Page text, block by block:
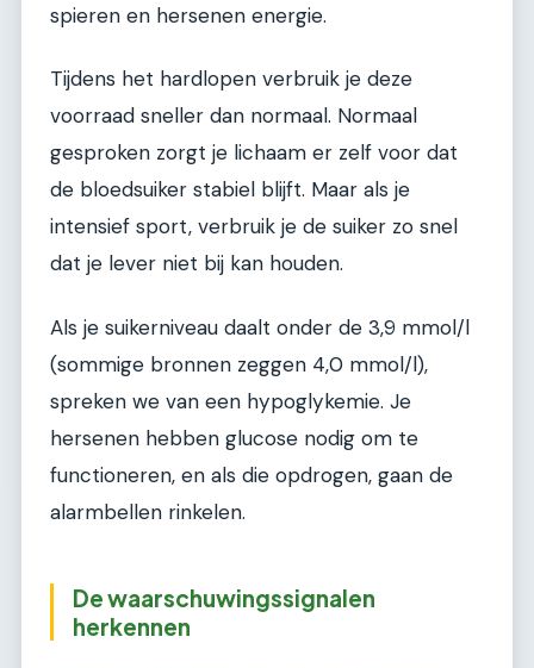
spieren en hersenen energie.
Tijdens het hardlopen verbruik je deze
voorraad sneller dan normaal. Normaal
gesproken zorgt je lichaam er zelf voor dat
de bloedsuiker stabiel blijft. Maar als je
intensief sport, verbruik je de suiker zo snel
dat je lever niet bij kan houden.
Als je suikerniveau daalt onder de 3,9 mmol/l
(sommige bronnen zeggen 4,0 mmol/l),
spreken we van een hypoglykemie. Je
hersenen hebben glucose nodig om te
functioneren, en als die opdrogen, gaan de
alarmbellen rinkelen.
De waarschuwingssignalen
herkennen